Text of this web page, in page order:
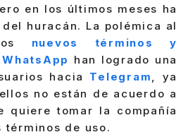
en los últimos meses ha
huracán. La polémica al
nuevos términos y
han logrado una
hacia Telegram, ya
no están de acuerdo a
quiere tomar la compañía
términos de uso.